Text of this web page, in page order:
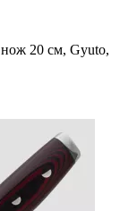
20 см, Gyuto,